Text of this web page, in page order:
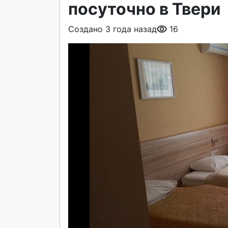
посуточно в Твери
Создано 3 года назад 16